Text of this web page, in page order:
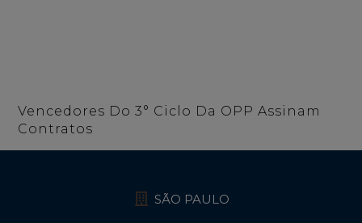
Vencedores Do 3° Ciclo Da OPP Assinam
Contratos
SÃO PAULO